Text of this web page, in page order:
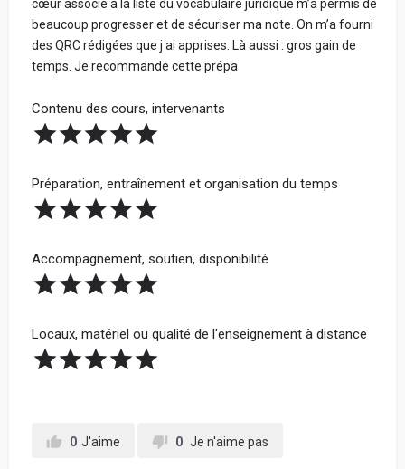
cœur associé à la liste du vocabulaire juridique m’a permis de
beaucoup progresser et de sécuriser ma note. On m’a fourni
des QRC rédigées que j ai apprises. Là aussi : gros gain de
temps. Je recommande cette prépa
Contenu des cours, intervenants
Préparation, entraînement et organisation du temps
Accompagnement, soutien, disponibilité
Locaux, matériel ou qualité de l'enseignement à distance
0 J'aime 0 Je n'aime pas
Ton école n'a pas et n'aura jamais accès à tes
informations personnelles.
Tous les avis sont vérifiés avant d'être publiés et seront
Bonne rédaction ! 😃
Avis par catégorie :
La note globale de ton école sera la moyenne de ces 4
catégories.
Votre vrai prénom et votre nom - Obligatoire (ne
vérifier sur LinkedIn que vous avez étudié dans
l'école) :
Spécialisation